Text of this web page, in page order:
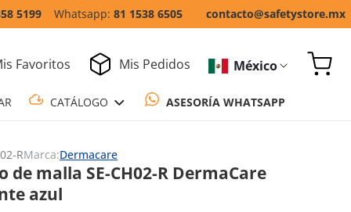
5199 81 1538 6505 contacto@safetystore.mx
Favoritos Mis Pedidos México
RMarca:Dermacare
de malla SE-CH02-R DermaCare
azul